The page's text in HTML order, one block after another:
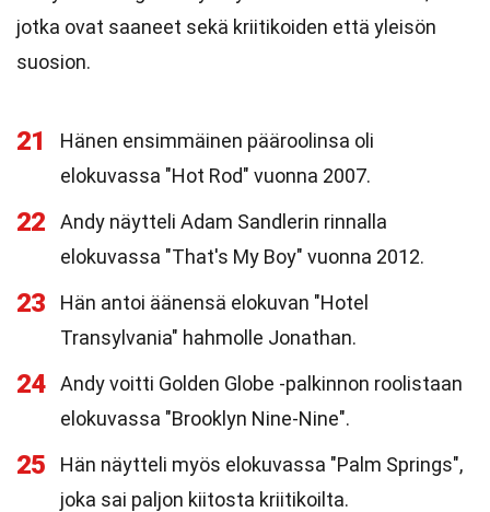
jotka ovat saaneet sekä kriitikoiden että yleisön
suosion.
21
Hänen ensimmäinen pääroolinsa oli
elokuvassa "Hot Rod" vuonna 2007.
22
Andy näytteli Adam Sandlerin rinnalla
elokuvassa "That's My Boy" vuonna 2012.
23
Hän antoi äänensä elokuvan "Hotel
Transylvania" hahmolle Jonathan.
24
Andy voitti Golden Globe -palkinnon roolistaan
elokuvassa "Brooklyn Nine-Nine".
25
Hän näytteli myös elokuvassa "Palm Springs",
joka sai paljon kiitosta kriitikoilta.